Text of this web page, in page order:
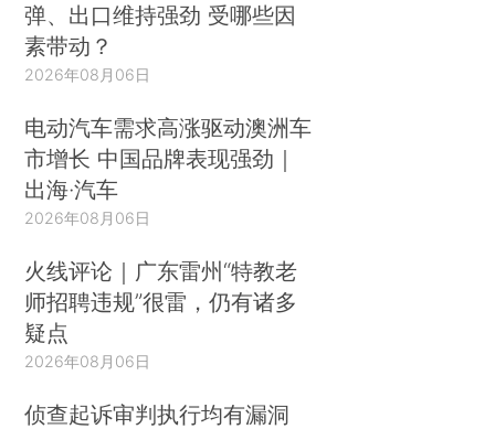
弹、出口维持强劲 受哪些因
素带动？
2026年08月06日
电动汽车需求高涨驱动澳洲车
市增长 中国品牌表现强劲｜
出海·汽车
2026年08月06日
火线评论｜广东雷州“特教老
师招聘违规”很雷，仍有诸多
疑点
2026年08月06日
侦查起诉审判执行均有漏洞